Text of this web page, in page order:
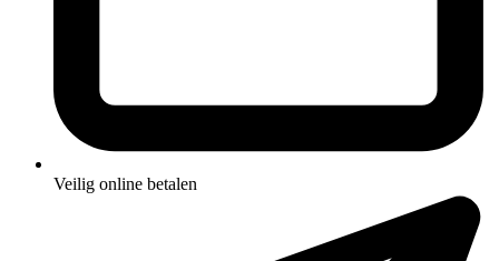
Veilig online betalen